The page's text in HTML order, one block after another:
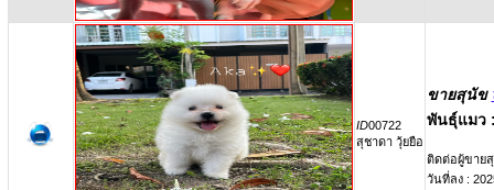
ID00722
สุชาดา วุ้ยยือ
ขายสุนัข
พันธุ์แมว
ติดต่อผู้ขาย
วันที่ลง :